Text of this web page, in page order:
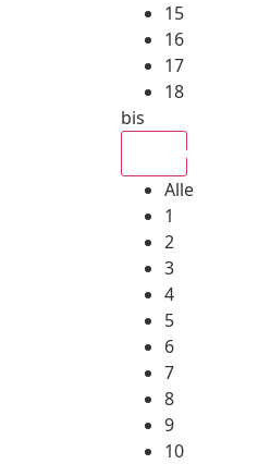
15
16
17
18
bis
Alle
1
2
3
4
5
6
7
8
9
10